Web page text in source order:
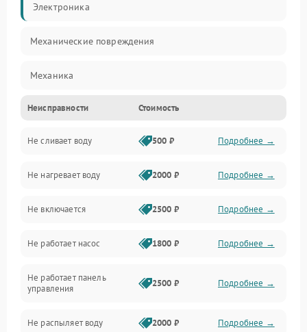
Электроника
Механические повреждения
Механика
Управление
Электропитание
Датчики
Нагрев
Вода
Гигиена
Программное обеспечение
Неисправности Стоимость
Не сливает воду 500 ₽ Подробнее →
Не нагревает воду 2000 ₽ Подробнее →
Не включается 2500 ₽ Подробнее →
Не работает насос 1800 ₽ Подробнее →
Не работает панель
управления
2500 ₽ Подробнее →
Не распыляет воду 2000 ₽ Подробнее →